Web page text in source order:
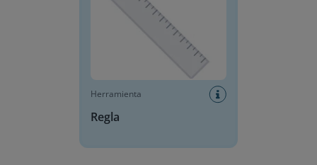
Herramienta
Regla